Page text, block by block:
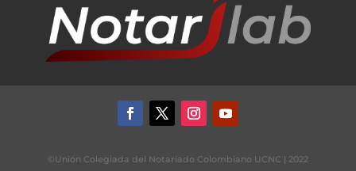
©Unión Colegiada del Notariado Colombiano UCNC | 2022